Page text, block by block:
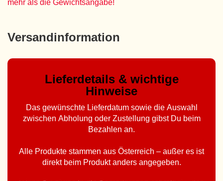
mehr als die Gewichtsangabe!
Versandinformation
Lieferdetails & wichtige
Hinweise
Das gewünschte Lieferdatum sowie die Auswahl
zwischen Abholung oder Zustellung gibst Du beim
Bezahlen an.
Alle Produkte stammen aus Österreich – außer es ist
direkt beim Produkt anders angegeben.